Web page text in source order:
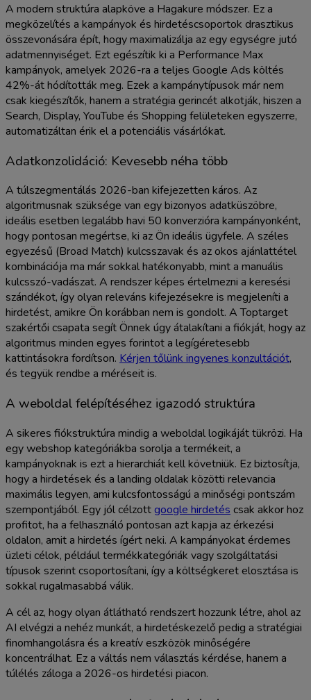
A modern struktúra alapköve a Hagakure módszer. Ez a
megközelítés a kampányok és hirdetéscsoportok drasztikus
összevonására épít, hogy maximalizálja az egy egységre jutó
adatmennyiséget. Ezt egészítik ki a Performance Max
kampányok, amelyek 2026-ra a teljes Google Ads költés
42%-át hódították meg. Ezek a kampánytípusok már nem
csak kiegészítők, hanem a stratégia gerincét alkotják, hiszen a
Search, Display, YouTube és Shopping felületeken egyszerre,
automatizáltan érik el a potenciális vásárlókat.
Adatkonzolidáció: Kevesebb néha több
A túlszegmentálás 2026-ban kifejezetten káros. Az
algoritmusnak szüksége van egy bizonyos adatküszöbre,
ideális esetben legalább havi 50 konverzióra kampányonként,
hogy pontosan megértse, ki az Ön ideális ügyfele. A széles
egyezésű (Broad Match) kulcsszavak és az okos ajánlattétel
kombinációja ma már sokkal hatékonyabb, mint a manuális
kulcsszó-vadászat. A rendszer képes értelmezni a keresési
szándékot, így olyan releváns kifejezésekre is megjeleníti a
hirdetést, amikre Ön korábban nem is gondolt. A Toptarget
szakértői csapata segít Önnek úgy átalakítani a fiókját, hogy az
algoritmus minden egyes forintot a legígéretesebb
kattintásokra fordítson. Kérjen tőlünk ingyenes konzultációt,
és tegyük rendbe a méréseit is.
A weboldal felépítéséhez igazodó struktúra
A sikeres fiókstruktúra mindig a weboldal logikáját tükrözi. Ha
egy webshop kategóriákba sorolja a termékeit, a
kampányoknak is ezt a hierarchiát kell követniük. Ez biztosítja,
hogy a hirdetések és a landing oldalak közötti relevancia
maximális legyen, ami kulcsfontosságú a minőségi pontszám
szempontjából. Egy jól célzottgoogle hirdetés csak akkor hoz
profitot, ha a felhasználó pontosan azt kapja az érkezési
oldalon, amit a hirdetés ígért neki. A kampányokat érdemes
üzleti célok, például termékkategóriák vagy szolgáltatási
típusok szerint csoportosítani, így a költségkeret elosztása is
sokkal rugalmasabbá válik.
A cél az, hogy olyan átlátható rendszert hozzunk létre, ahol az
AI elvégzi a nehéz munkát, a hirdetéskezelő pedig a stratégiai
finomhangolásra és a kreatív eszközök minőségére
koncentrálhat. Ez a váltás nem választás kérdése, hanem a
túlélés záloga a 2026-os hirdetési piacon.